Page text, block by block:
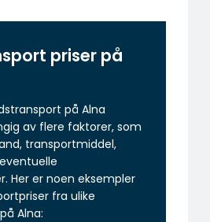
priser på
på Alna
av flere faktorer, som
transportmiddel,
Her er noen eksempler
fra ulike
Alna: